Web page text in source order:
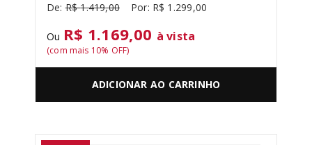
R$ 1.419,00 R$ 1 .299,00
Ou R$ 1.169,00 à vista
(com mais 10% OFF)
ADICIONAR AO CARRINHO